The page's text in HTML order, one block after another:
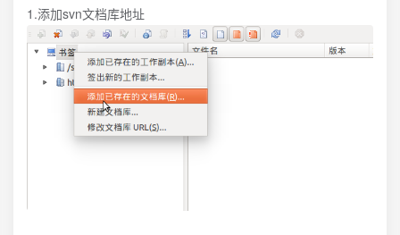
1.添加svn文档库地址